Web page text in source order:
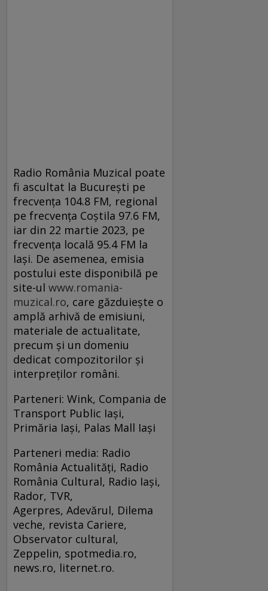
Radio România Muzical poate
fi ascultat la București pe
frecvența 104.8 FM, regional
pe frecvența Coștila 97.6 FM,
iar din 22 martie 2023, pe
frecvența locală 95.4 FM la
Iași. De asemenea, emisia
postului este disponibilă pe
site-ul www.romania-
muzical.ro, care găzduiește o
amplă arhivă de emisiuni,
materiale de actualitate,
precum și un domeniu
dedicat compozitorilor și
interpreților români.
Parteneri: Wink, Compania de
Transport Public Iași,
Primăria Iași, Palas Mall Iași
Parteneri media: Radio
România Actualități, Radio
România Cultural, Radio Iași,
Rador, TVR,
Agerpres, Adevărul, Dilema
veche, revista Cariere,
Observator cultural,
Zeppelin, spotmedia.ro,
news.ro, liternet.ro.